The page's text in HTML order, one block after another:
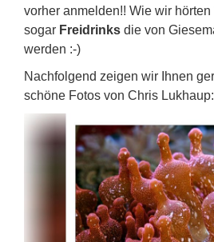
vorher anmelden!! Wie wir
sogar Freidrinks die von
werden :-)
Nachfolgend zeigen wir Ihnen
schöne Fotos von Chris Lukhaup: